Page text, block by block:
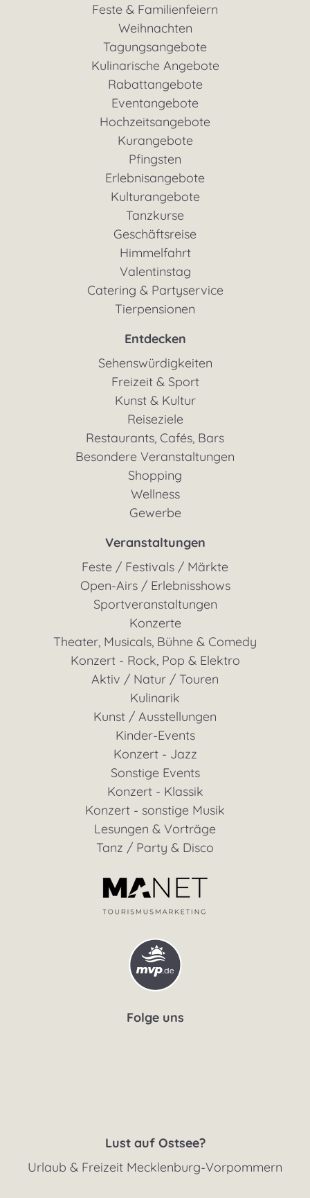
Feste & Familienfeiern
Weihnachten
Tagungsangebote
Kulinarische Angebote
Rabattangebote
Eventangebote
Hochzeitsangebote
Kurangebote
Pfingsten
Erlebnisangebote
Kulturangebote
Tanzkurse
Geschäftsreise
Himmelfahrt
Valentinstag
Catering & Partyservice
Tierpensionen
Entdecken
Sehenswürdigkeiten
Freizeit & Sport
Kunst & Kultur
Reiseziele
Restaurants, Cafés, Bars
Besondere Veranstaltungen
Shopping
Wellness
Gewerbe
Veranstaltungen
Feste / Festivals / Märkte
Open-Airs / Erlebnisshows
Sportveranstaltungen
Konzerte
Theater, Musicals, Bühne & Comedy
Konzert - Rock, Pop & Elektro
Aktiv / Natur / Touren
Kulinarik
Kunst / Ausstellungen
Kinder-Events
Konzert - Jazz
Sonstige Events
Konzert - Klassik
Konzert - sonstige Musik
Lesungen & Vorträge
Tanz / Party & Disco
Folge uns
Lust auf Ostsee?
Urlaub & Freizeit Mecklenburg-Vorpommern